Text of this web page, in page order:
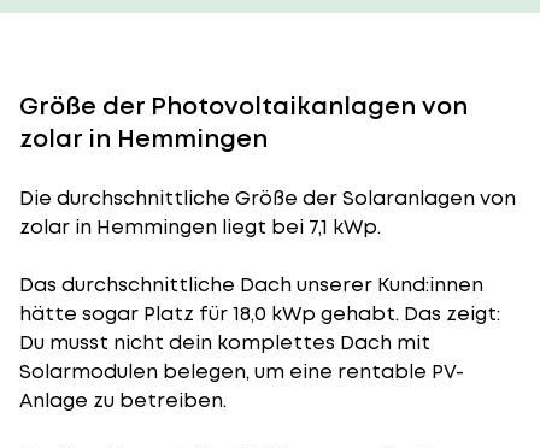
Größe der Photovoltaikanlagen von
zolar in Hemmingen
Die durchschnittliche Größe der Solaranlagenvon
zolar in Hemmingen liegt bei 7,1 kWp.
Das durchschnittliche Dach unserer Kund:innen
hätte sogar Platz für 18,0 kWp gehabt. Das zeigt:
Du musst nicht dein komplettes Dach mit
Solarmodulen belegen, um eine rentable PV-
Anlage zu betreiben.